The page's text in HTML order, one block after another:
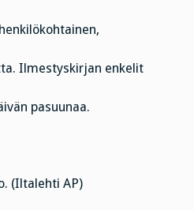
Ilmestyskirjan enkelit
pasuunaa.
(Iltalehti AP)